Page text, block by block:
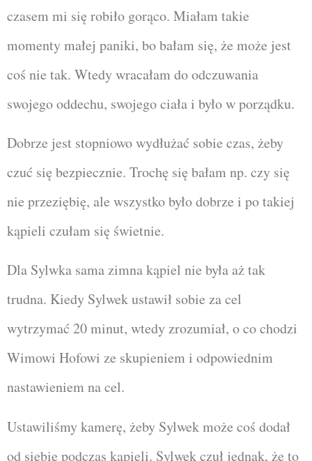
czasem mi się robiło gorąco. Miałam takie
momenty małej paniki, bo bałam się, że może jest
coś nie tak. Wtedy wracałam do odczuwania
swojego oddechu, swojego ciała i było w porządku.
Dobrze jest stopniowo wydłużać sobie czas, żeby
czuć się bezpiecznie. Trochę się bałam np. czy się
nie przeziębię, ale wszystko było dobrze i po takiej
kąpieli czułam się świetnie.
Dla Sylwka sama zimna kąpiel nie była aż tak
trudna. Kiedy Sylwek ustawił sobie za cel
wytrzymać 20 minut, wtedy zrozumiał, o co chodzi
Wimowi Hofowi ze skupieniem i odpowiednim
nastawieniem na cel.
Ustawiliśmy kamerę, żeby Sylwek może coś dodał
od siebie podczas kąpieli. Sylwek czuł jednak, że to